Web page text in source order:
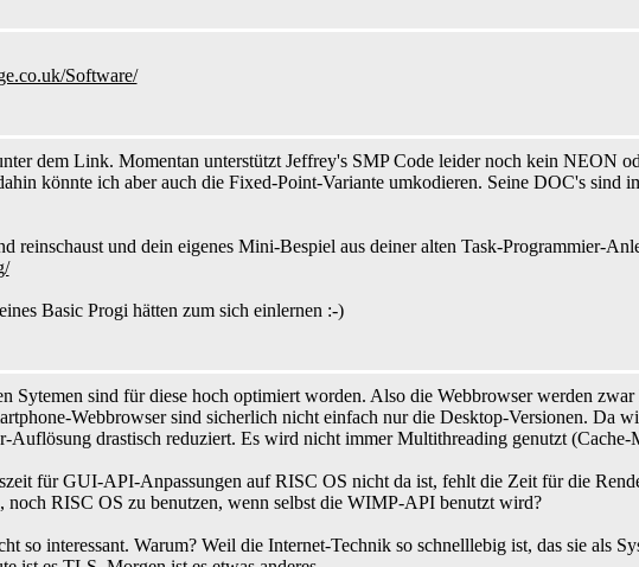
Software/
dem Link. Momentan unterstützt Jeffrey's SMP Code leider noch kein NEON
könnte ich aber auch die Fixed-Point-Variante umkodieren. Seine DOC's sind
reinschaust und dein eigenes Mini-Bespiel aus deiner alten Task-Programmier-
Basic Progi hätten zum sich einlernen :-)
Sytemen sind für diese hoch optimiert worden. Also die Webbrowser werden
Webbrowser sind sicherlich nicht einfach nur die Desktop-Versionen. Da
drastisch reduziert. Es wird nicht immer Multithreading genutzt (Cache-
für GUI-API-Anpassungen auf RISC OS nicht da ist, fehlt die Zeit für die
noch RISC OS zu benutzen, wenn selbst die WIMP-API benutzt wird?
so interessant. Warum? Weil die Internet-Technik so schnelllebig ist, das sie als